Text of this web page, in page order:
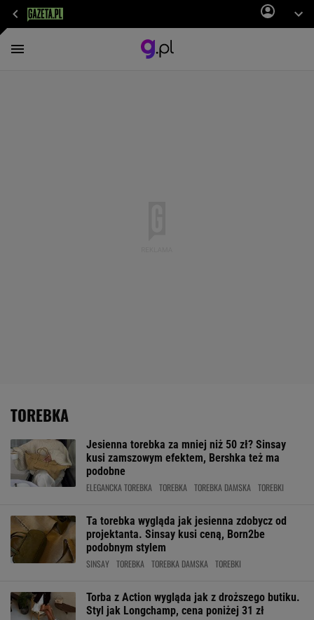
TOREBKA
Jesienna torebka za mniej niż 50 zł? Sinsay
kusi zamszowym efektem, Bershka też ma
podobne
ELEGANCKA TOREBKA TOREBKA TOREBKA DAMSKA TOREBKI
Ta torebka wygląda jak jesienna zdobycz od
projektanta. Sinsay kusi ceną, Born2be
podobnym stylem
SINSAY TOREBKA TOREBKA DAMSKA TOREBKI
Torba z Action wygląda jak z droższego butiku.
Styl jak Longchamp, cena poniżej 31 zł